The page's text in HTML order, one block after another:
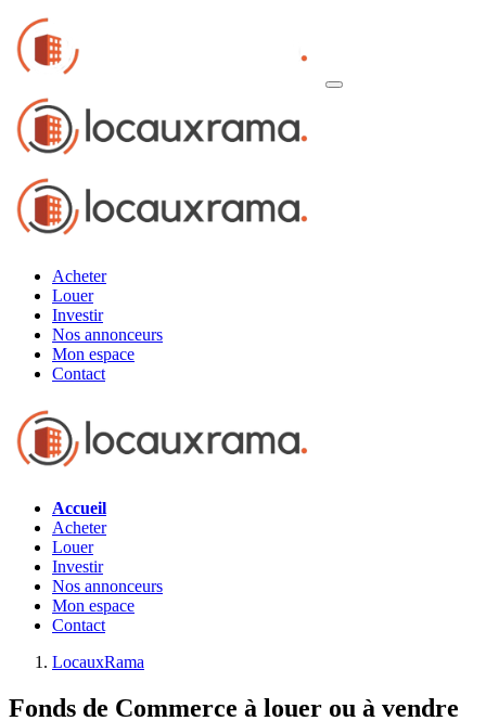
Acheter
Louer
Investir
Nos annonceurs
Mon espace
Contact
Accueil
Acheter
Louer
Investir
Nos annonceurs
Mon espace
Contact
LocauxRama
Fonds de Commerce à louer ou à vendre